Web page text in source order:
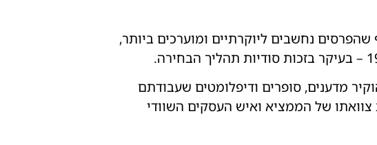
נחשבים ליוקרתיים ומוערכים ביותר,
דולר) כל אחד, נועדו להוקיר מדענים, סופרים ודיפלומטים שעבודתם
של הממציא ואיש העסקים השוודי